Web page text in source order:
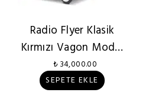
Radio Flyer Klasik
Kırmızı Vagon Model
18
₺ 34,000.00
SEPETE EKLE